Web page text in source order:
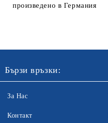
произведено в Германия
Бързи връзки:
За Нас
Контакт